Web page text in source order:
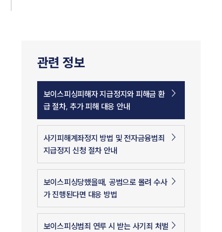
관련 정보
보이스피싱피해자 지급정지와 피해금 환
급 절차, 추가 피해 대응 안내
사기피해계좌정지 방법 및 전자금융범죄
지급정지 신청 절차 안내
보이스피싱당했을때, 공범으로 몰려 수사
가 진행된다면 대응 방법
보이스피싱범죄 연루 시 받는 사기죄 처벌